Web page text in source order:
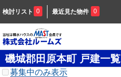
検討リスト 0 最近見た物件 0
磯城郡田原本町 戸建一覧
募集中のみ表示